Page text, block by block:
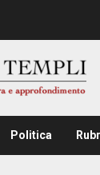
Politica